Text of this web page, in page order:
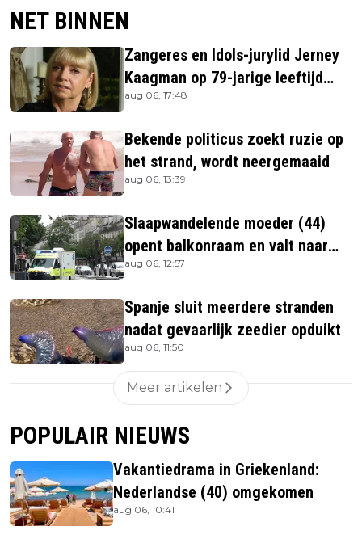
NET BINNEN
Zangeres en Idols-jurylid Jerney
Kaagman op 79-jarige leeftijd
overleden
aug 06, 17:48
Bekende politicus zoekt ruzie op
het strand, wordt neergemaaid
aug 06, 13:39
Slaapwandelende moeder (44)
opent balkonraam en valt naar
beneden
aug 06, 12:57
Spanje sluit meerdere stranden
nadat gevaarlijk zeedier opduikt
aug 06, 11:50
Meer artikelen
POPULAIR NIEUWS
Vakantiedrama in Griekenland:
Nederlandse (40) omgekomen
aug 06, 10:41